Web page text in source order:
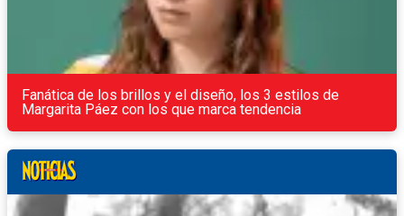
Fanática de los brillos y el diseño, los 3 estilos de
Margarita Páez con los que marca tendencia